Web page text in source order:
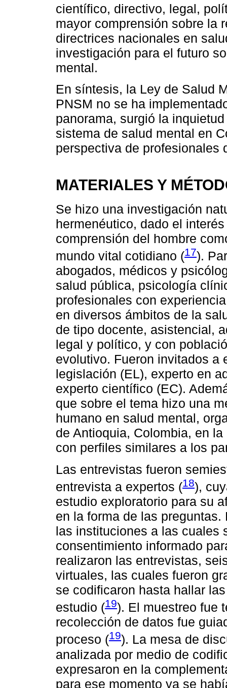
científico, directivo, legal,
mayor comprensión sobre la
directrices nacionales en
investigación para el futuro
mental.
En síntesis, la Ley de Salud
PNSM no se ha
panorama, surgió la
sistema de salud mental en
perspectiva de profesionales
MATERIALES Y
Se hizo una investigación
hermenéutico, dado el
comprensión del hombre
mundo vital cotidiano (17).
abogados, médicos y
salud pública, psicología
profesionales con
en diversos ámbitos de la
de tipo docente, asistencial,
legal y político, y con
evolutivo. Fueron invitados a
legislación (EL), experto en
experto científico (EC).
que sobre el tema hizo una
humano en salud mental,
de Antioquia, Colombia, en
con perfiles similares a los
Las entrevistas fueron
entrevista a expertos (18),
estudio exploratorio para su
en la forma de las
las instituciones a las cuales
consentimiento informado
realizaron las entrevistas,
virtuales, las cuales fueron
se codificaron hasta hallar
estudio (19). El muestreo fue
recolección de datos fue
proceso (19). La mesa de
analizada por medio de
expresaron en la
para ese momento ya se